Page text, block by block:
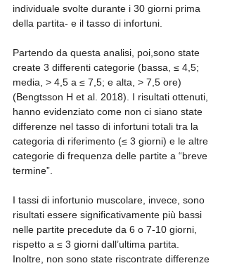
individuale svolte durante i 30 giorni prima
della partita- e il tasso di infortuni.
Partendo da questa analisi, poi,sono state
create 3 differenti categorie (bassa, ≤ 4,5;
media, > 4,5 a ≤ 7,5; e alta, > 7,5 ore)
(Bengtsson H et al. 2018). I risultati ottenuti,
hanno evidenziato come non ci siano state
differenze nel tasso di infortuni totali tra la
categoria di riferimento (≤ 3 giorni) e le altre
categorie di frequenza delle partite a “breve
termine”.
I tassi di infortunio muscolare, invece, sono
risultati essere significativamente più bassi
nelle partite precedute da 6 o 7-10 giorni,
rispetto a ≤ 3 giorni dall’ultima partita.
Inoltre, non sono state riscontrate differenze